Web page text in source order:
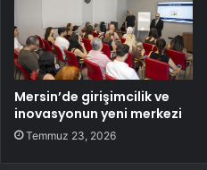
Mersin’de girişimcilik ve
inovasyonun yeni merkezi
Temmuz 23, 2026